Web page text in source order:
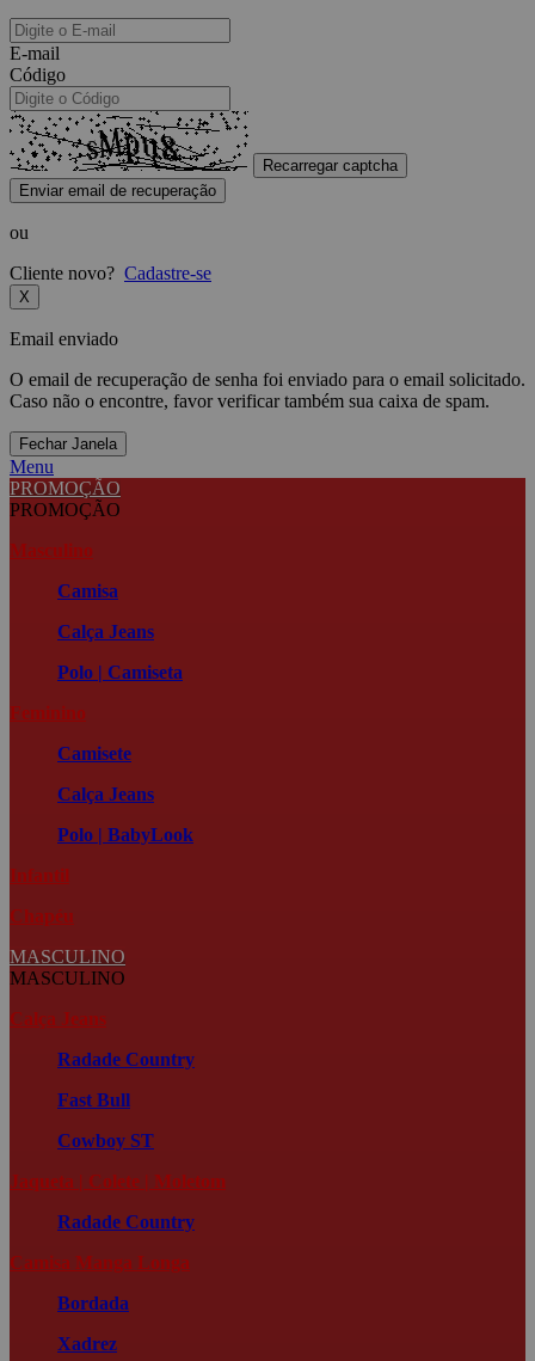
E-mail
Código
Recarregar captcha
Enviar email de recuperação
ou
Cliente novo? Cadastre-se
X
Email enviado
O email de recuperação de senha foi enviado para o email solicitado.
Caso não o encontre, favor verificar também sua caixa de spam.
Fechar Janela
Menu
PROMOÇÃO
PROMOÇÃO
Masculino
Camisa
Calça Jeans
Polo | Camiseta
Feminino
Camisete
Calça Jeans
Polo | BabyLook
Infantil
Chapéu
MASCULINO
MASCULINO
Calça Jeans
Radade Country
Fast Bull
Cowboy ST
Jaqueta | Colete | Moletom
Radade Country
Camisa Manga Longa
Bordada
Xadrez